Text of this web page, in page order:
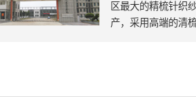
区最大的精梳针织
产，采用高端的清
点；第二期工程智
部列为“智能制造
期工程的“升级版”